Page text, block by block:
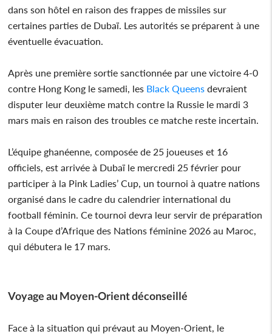
dans son hôtel en raison des frappes de missiles sur
certaines parties de Dubaï. Les autorités se préparent à une
éventuelle évacuation.
Après une première sortie sanctionnée par une victoire 4-0
contre Hong Kong le samedi, les Black Queens devraient
disputer leur deuxième match contre la Russie le mardi 3
mars mais en raison des troubles ce matche reste incertain.
L’équipe ghanéenne, composée de 25 joueuses et 16
officiels, est arrivée à Dubaï le mercredi 25 février pour
participer à la Pink Ladies’ Cup, un tournoi à quatre nations
organisé dans le cadre du calendrier international du
football féminin. Ce tournoi devra leur servir de préparation
à la Coupe d’Afrique des Nations féminine 2026 au Maroc,
qui débutera le 17 mars.
Voyage au Moyen-Orient déconseillé
Face à la situation qui prévaut au Moyen-Orient, le